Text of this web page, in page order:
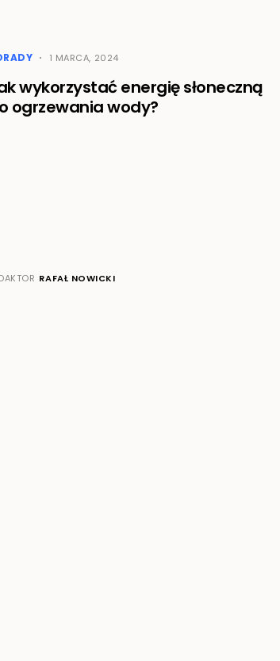
1 MARCA, 2024
wykorzystać energię słoneczną
ogrzewania wody?
RAFAŁ NOWICKI